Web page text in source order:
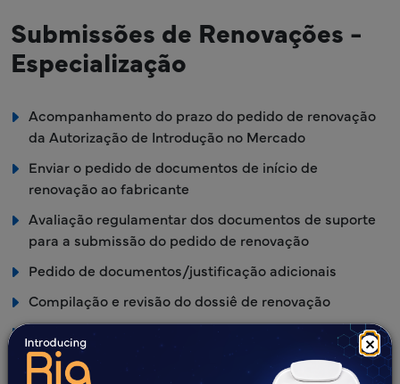
×
Submissões de Renovações -
Especialização
Acompanhamento do prazo do pedido de renovação
da Autorização de Introdução no Mercado
Enviar o pedido de documentos de início de
renovação ao fabricante
Avaliação regulamentar dos documentos de suporte
para a submissão do pedido de renovação
Pedido de documentos/justificação adicionais
Compilação e revisão do dossiê de renovação
Finalização do dossiê de renovação e submissão à
Autoridade de Saúde antes da data limite da
submissão de renovação da licença.